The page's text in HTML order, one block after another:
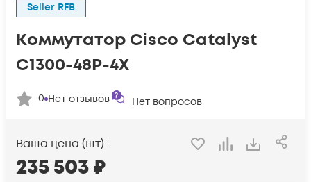
Seller RFB
Коммутатор Cisco Catalyst
C1300-48P-4X
0 Нет отзывов Нет вопросов
Ваша цена (шт):
235 503₽